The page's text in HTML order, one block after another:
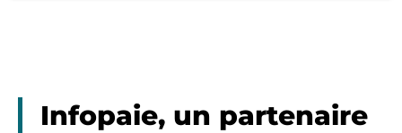
Infopaie, un partenaire